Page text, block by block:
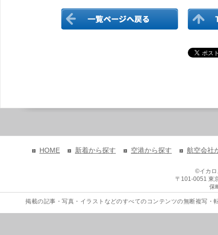
HOME 新着から探す 空港から探す 航空会社
©イカ
〒101-0051 東
保
掲載の記事・写真・イラストなどのすべてのコンテンツの無断複